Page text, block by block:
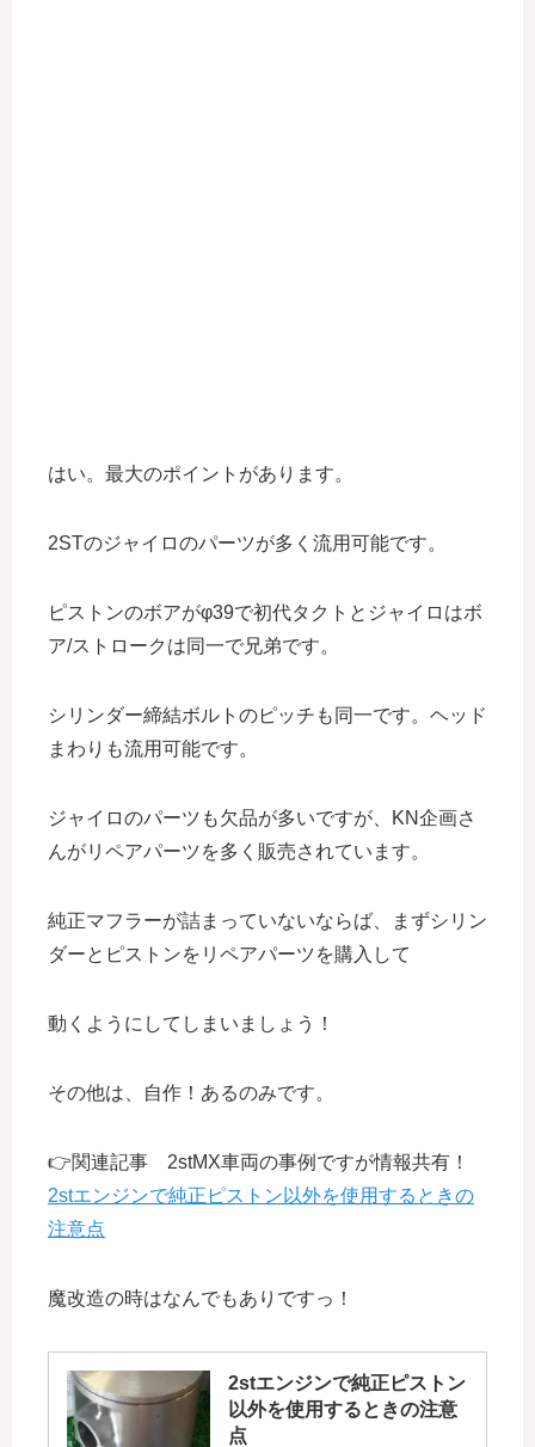
はい。最大のポイントがあります。
2STのジャイロのパーツが多く流用可能です。
ピストンのボアがφ39で初代タクトとジャイロはボ
ア/ストロークは同一で兄弟です。
シリンダー締結ボルトのピッチも同一です。ヘッド
まわりも流用可能です。
ジャイロのパーツも欠品が多いですが、KN企画さ
んがリペアパーツを多く販売されています。
純正マフラーが詰まっていないならば、まずシリン
ダーとピストンをリペアパーツを購入して
動くようにしてしまいましょう！
その他は、自作！あるのみです。
👉関連記事 2stMX車両の事例ですが情報共有！
2stエンジンで純正ピストン以外を使用するときの
注意点
魔改造の時はなんでもありですっ！
2stエンジンで純正ピストン
以外を使用するときの注意
点